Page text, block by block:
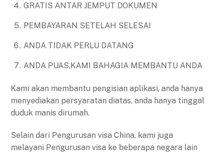
GRATIS ANTAR JEMPUT DOKUMEN
PEMBAYARAN SETELAH SELESAI
ANDA TIDAK PERLU DATANG
ANDA PUAS,KAMI BAHAGIA MEMBANTU ANDA
Kami akan membantu pengisian aplikasi, anda hanya
menyediakan persyaratan diatas, anda hanya tinggal
duduk manis dirumah.
Selain dari Pengurusan visa China, kami juga
melayani Pengurusan visa ke beberapa negara lain